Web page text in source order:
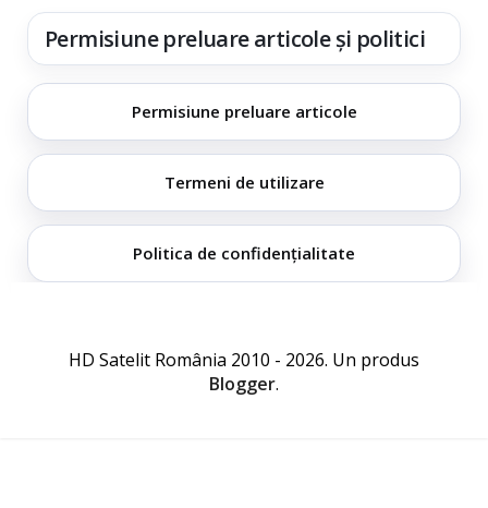
Permisiune preluare articole și politici
Permisiune preluare articole
Termeni de utilizare
Politica de confidențialitate
HD Satelit România 2010 - 2026. Un produs
Blogger.